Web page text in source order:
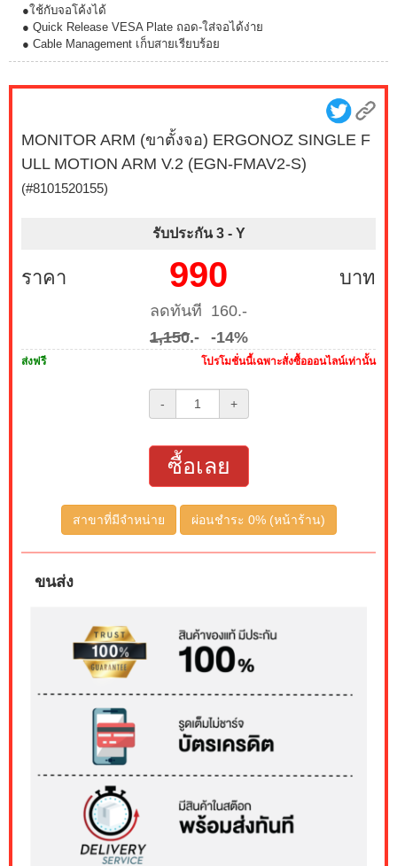
●ใช้กับจอโค้งได้
● Quick Release VESA Plate ถอด-ใส่จอได้ง่าย
● Cable Management เก็บสายเรียบร้อย
MONITOR ARM (ขาตั้งจอ) ERGONOZ SINGLE F
ULL MOTION ARM V.2 (EGN-FMAV2-S)
(#8101520155)
รับประกัน 3 - Y
ราคา บาท
990
ลดทันที 160.-
1,150.- -14%
ส่งฟรี โปรโมชั่นนี้เฉพาะสั่งซื้อออนไลน์เท่านั้น
- +
ซื้อเลย
สาขาที่มีจำหน่าย ผ่อนชำระ 0% (หน้าร้าน)
ขนส่ง